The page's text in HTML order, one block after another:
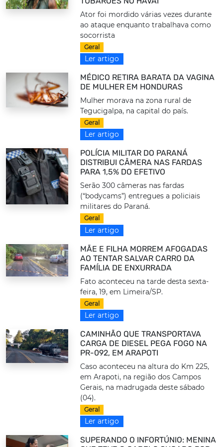
Ator foi mordido várias vezes durante
ao ataque enquanto trabalhava como
socorrista
Geral
Ler artigo
MÉDICO RETIRA BARATA DA VAGINA
DE MULHER EM HONDURAS
Mulher morava na zona rural de
Tegucigalpa, na capital do país.
Geral
Ler artigo
POLÍCIA MILITAR DO PARANÁ
DISTRIBUI CÂMERA NAS FARDAS
PARA 1,5% DO EFETIVO
Serão 300 câmeras nas fardas
(“bodycams”) entregues a policiais
militares do Paraná.
Geral
Ler artigo
MÃE E FILHA MORREM AFOGADAS
AO TENTAR SALVAR CARRO DA
FAMÍLIA DE ENXURRADA
Fato aconteceu na tarde desta sexta-
feira, 19, em Limeira/SP.
Geral
Ler artigo
CAMINHÃO QUE TRANSPORTAVA
CARGA DE DIESEL PEGA FOGO NA
PR-092, EM ARAPOTI
Caso aconteceu na altura do Km 225,
em Arapoti, na região dos Campos
Gerais, na madrugada deste sábado
(04).
Geral
Ler artigo
SUPERANDO O INFORTÚNIO: MENINA